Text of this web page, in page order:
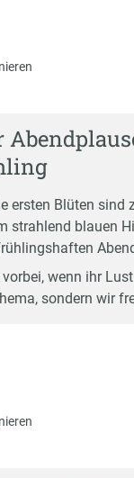
ersten Blüten
strahlend blauen
wenn ihr
sondern wir